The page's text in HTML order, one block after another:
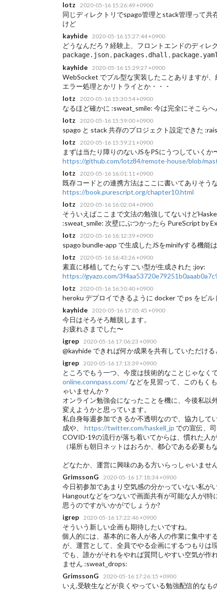
lotz
2020-05-16 15:26:49 +0900
同じディレクトリでspago管理とstack管理って
けど
kayhide
2020-05-16 15:27:44 +0900
どうなんだろ？経験上、フロントエンドのディレ
package.json, packages.dhall ,
kayhide 2020-05-16 15:29:27 +0900
WebSocket でプル型な実装したことありますが
エラー処理とかリトライとか・・・
lotz
2020-05-16 15:30:54 +0900
なるほど確かに :sweat_smile: 今は完全にそこら
lotz
2020-05-16 15:59:00 +0900
spago と stack 共存のプロジェクト設定できた
lotz
2020-05-16 15:59:21 +0900
まずは当たり障りのないJSをPSにうつしていくか
https://github.com/lotz84/remote-house/blob/
lotz
2020-05-16 16:01:11 +0900
既存コードとの連携方法はここに書いてありそう
https://book.purescript.org/chapter10.html
lotz
2020-05-16 16:02:04 +0900
そういえばここまで文法の勉強してないけど
:sweat_smile: 次壁にぶつかったら PureScript by
lotz
2020-05-16 16:12:39 +0900
spago bundle-app で生成したJSをminifyする機能
lotz
2020-05-16 16:43:26 +0900
素直に移植してたらすごい型が生成された :joy:
https://gyazo.com/
lotz
2020-05-16 16:50:40 +0900
heroku デプロイできるように docker で ps をビル
kayhide
2020-05-16 17:05:45 +0900
今日はそろそろ離脱します。
お疲れさまでした〜
igrep
2020-05-16 17:06:23 +0900
@kayhide できれば何か成果を共有していただけ
igrep
2020-05-16 17:13:39 +0900
ところでもう一つ、今度は技術的なことじゃな
online.connpass.com/などを見習って、このもく
ゃいませんか？
オンライン勉強会になったことを機に、今後私以
変えようかと思っています。
私自身毎週参加できるか不透明なので、協力して
成や、 https://twitter.com/haskell_jp での宣伝、
COVID-19の流行が落ち着いてからは、慣れた人
（場所も朝日ネットはおろか、都心である必要
どなたか、運営に興味のある方いらっしゃいませ
GrimssonG
2020-05-16 17:18:34 +0900
今日初参加であまり空気感の分かっていない私が
Hangoutなどをつないで画面共有が可能な人が(
思うのですがいかがでしょうか?
igrep
2020-05-16 17:22:46 +0900
そういう新しい企画も期待したいですね。
個人的には、基本的に各人が各人の作業に集中す
が、運営として、全員でやる企画にするつもりは
でも、誰かがそれをやれば質問しやすい空気が作
ません :sweat_drops:
GrimssonG
2020-05-16 17:26:15 +0900
いえ,受験生などが良くやっている勉強配信的な